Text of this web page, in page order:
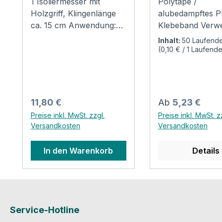
Holzgriff, Klingenlänge
ca. 15 cm Anwendung:
Quernieten zwischen
Schaft und Klinge für
perfektes Arbeiten –
ideal für Isolierarbeiten
Regulärer Preis:
11,80 €
Preise inkl. MwSt. zzgl.
Versandkosten
In den Warenkorb
alubedampftes
Klebeband
Polytape ist ein
metallisierter
hierfür ist z.B. das
Abkleben,
und Ummanteln
aluminium-
Segmenten die
hochelastische
Inhalt: 50
(0,10 € / 1
Regulärer Preis:
Ab 5,23 €
Preise inkl. MwSt.
Versandkosten
Details
Service-Hotline